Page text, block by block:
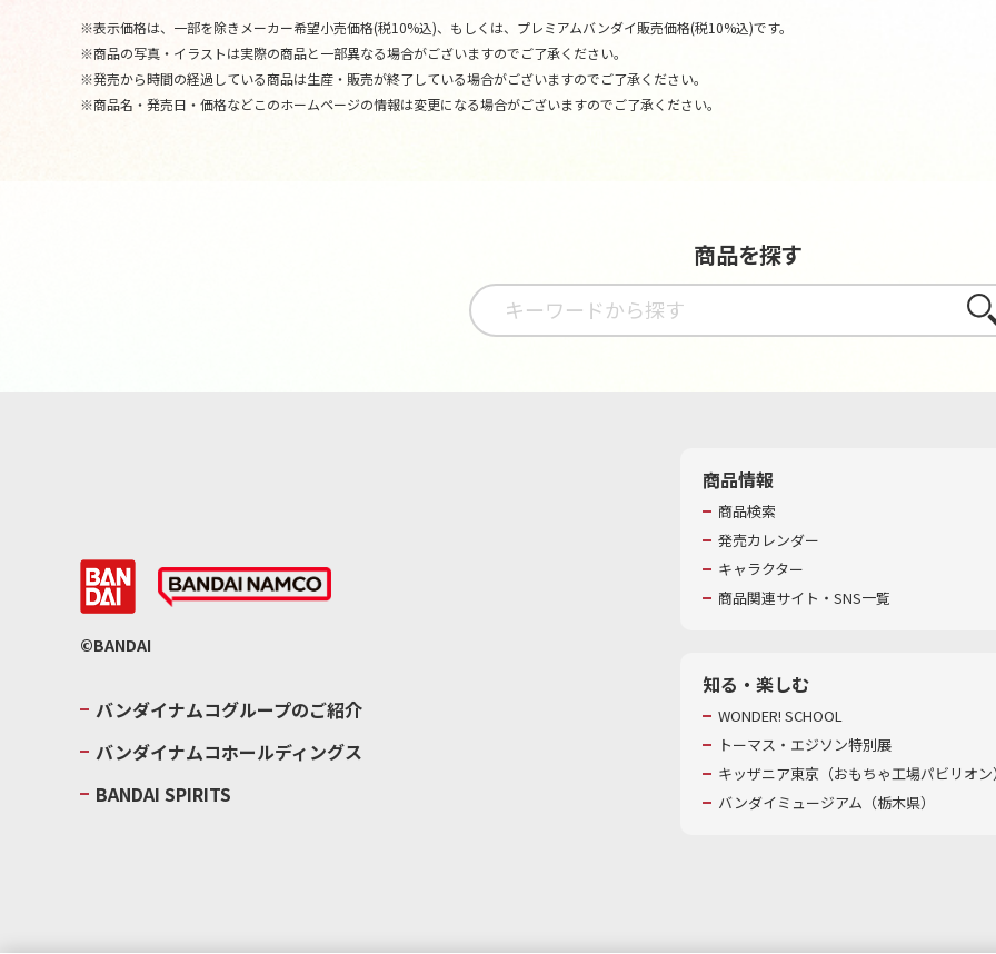
※表示価格は、一部を除きメーカー希望小売価格(税10%込)、もしくは、プレミアムバンダイ販売価格(税10%込)です。
※商品の写真・イラストは実際の商品と一部異なる場合がございますのでご了承ください。
※発売から時間の経過している商品は生産・販売が終了している場合がございますのでご了承ください。
※商品名・発売日・価格などこのホームページの情報は変更になる場合がございますのでご了承ください。
商品を探す
さが
©BANDAI
バンダイナムコグループのご紹介
バンダイナムコホールディングス
BANDAI SPIRITS
商品情報
商品検索
発売カレンダー
キャラクター
商品関連サイト・SNS一覧
知る・楽しむ
WONDER! SCHOOL
トーマス・エジソン特別展
キッザニア東京（おもちゃ工場パビリオ
バンダイミュージアム（栃木県）